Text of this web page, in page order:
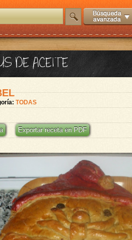
DE ACEITE
TODAS
Exportar receta en PDF